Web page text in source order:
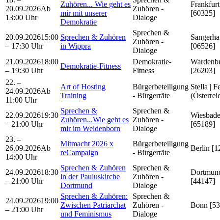
20.09.2026Ab
13:00 Uhr
Zuhören... Wie geht es
mir mit unserer
Demokratie
Zuhören -
Dialoge
Frankfurt
[60325]
20.09.202615:00
– 17:30 Uhr
Sprechen & Zuhören
in Wippra
Sprechen &
Zuhören -
Dialoge
[06526]
21.09.202618:00
– 19:30 Uhr
Demokratie-Fitness
Demokratie-
Fitness
[26203]
22. –
24.09.2026Ab
11:00 Uhr
Art of Hosting
Training
Bürgerbeteiligung
- Bürgerräte
Stella |
22.09.202619:30
– 21:00 Uhr
Sprechen &
Zuhören...Wie geht es
mir im Weidenborn
Sprechen &
Zuhören -
Dialoge
[65189]
23. –
26.09.2026Ab
14:00 Uhr
Mitmacht 2026 x
reCampaign
Bürgerbeteiligung
- Bürgerräte
Berlin
24.09.202618:30
– 21:00 Uhr
Sprechen & Zuhören
in der Pauluskirche
Dortmund
Sprechen &
Zuhören -
Dialoge
[44147]
24.09.202619:00
– 21:00 Uhr
Sprechen & Zuhören:
Zwischen Patriarchat
und Feminismus
Sprechen &
Zuhören -
Dialoge
Bonn